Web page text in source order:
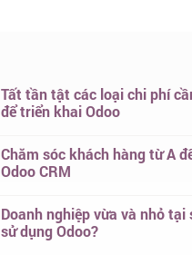
Tất tần tật các loại chi phí
để triển khai Odoo
Chăm sóc khách hàng từ A
Odoo CRM
Doanh nghiệp vừa và nhỏ tại
sử dụng Odoo?